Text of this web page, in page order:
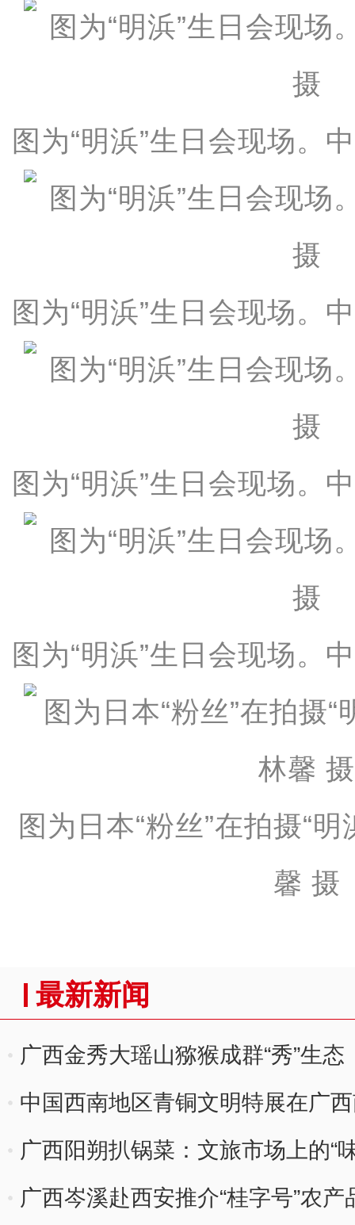
图为“明浜”生日会现场。
图为“明浜”生日会现场。
图为“明浜”生日会现场。
图为“明浜”生日会现场。
图为日本“粉丝”在拍摄“
馨 摄
最新新闻
广西金秀大瑶山猕猴成群“秀”生态
中国西南地区青铜文明特展在广
广西阳朔扒锅菜：文旅市场上的“
广西岑溪赴西安推介“桂字号”农